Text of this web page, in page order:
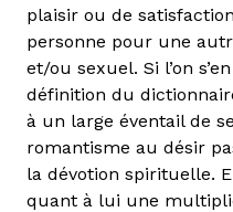
plaisir ou de
personne pour une
et/ou sexuel. Si l’on
définition du
à un large éventail de
romantisme au désir
la dévotion spirituelle.
quant à lui une